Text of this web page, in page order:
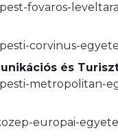
fovaros-
corvinus-
és
metropolitan-
europai-